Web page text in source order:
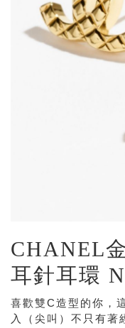
CHANEL
耳針耳環
喜歡雙C造型的你，
入（尖叫）不只有